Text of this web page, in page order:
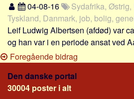
04-08-16
Sydafrika, Østrig,
Tyskland, Danmark, job, bolig,
Leif Ludwig Albertsen (afdød) var
og han var i en periode ansat ved
Foregående bidrag
Den danske portal
30004 poster i alt